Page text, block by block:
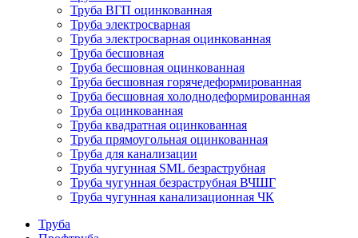
Труба ВГП оцинкованная
Труба электросварная
Труба электросварная оцинкованная
Труба бесшовная
Труба бесшовная оцинкованная
Труба бесшовная горячедеформированная
Труба бесшовная холоднодеформированная
Труба оцинкованная
Труба квадратная оцинкованная
Труба прямоугольная оцинкованная
Труба для канализации
Труба чугунная SML безраструбная
Труба чугунная безраструбная ВЧШГ
Труба чугунная канализационная ЧК
Труба